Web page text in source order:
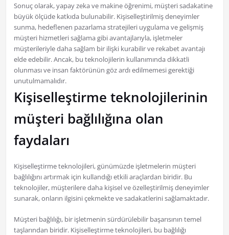
Sonuç olarak, yapay zeka ve makine öğrenimi, müşteri sadakatine
büyük ölçüde katkıda bulunabilir. Kişiselleştirilmiş deneyimler
sunma, hedeflenen pazarlama stratejileri uygulama ve gelişmiş
müşteri hizmetleri sağlama gibi avantajlarıyla, işletmeler
müşterileriyle daha sağlam bir ilişki kurabilir ve rekabet avantajı
elde edebilir. Ancak, bu teknolojilerin kullanımında dikkatli
olunması ve insan faktörünün göz ardı edilmemesi gerektiği
unutulmamalıdır.
Kişiselleştirme teknolojilerinin
müşteri bağlılığına olan
faydaları
Kişiselleştirme teknolojileri, günümüzde işletmelerin müşteri
bağlılığını artırmak için kullandığı etkili araçlardan biridir. Bu
teknolojiler, müşterilere daha kişisel ve özelleştirilmiş deneyimler
sunarak, onların ilgisini çekmekte ve sadakatlerini sağlamaktadır.
Müşteri bağlılığı, bir işletmenin sürdürülebilir başarısının temel
taşlarından biridir. Kişiselleştirme teknolojileri, bu bağlılığı